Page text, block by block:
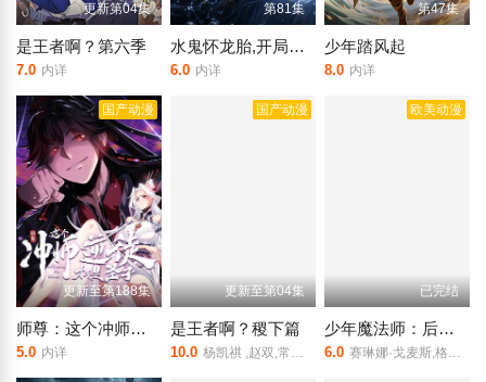
更新第04集
是王者啊？第六季
7.0 内详
第81集
水鬼怀龙胎,开局揍皇帝
6.0 内详
第47集
少年踏风起
8.0 内详
国产动漫
更新至第188集
师尊：这个冲师逆徒才不是圣子动态漫
5.0 内详
国产动漫
更新至第04集
是王者啊？稷下篇
10.0 杨凯祺 ,赵双,常蓉珊,张恩泽,张若冰
欧美动漫
已完结
少年魔法师：后继者第三季
6.0 赛琳娜·戈麦斯,格雷格·萨克因